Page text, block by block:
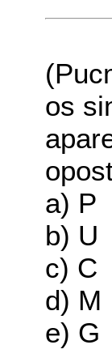
os
a) P
b) U
c) C
d) M
e) G